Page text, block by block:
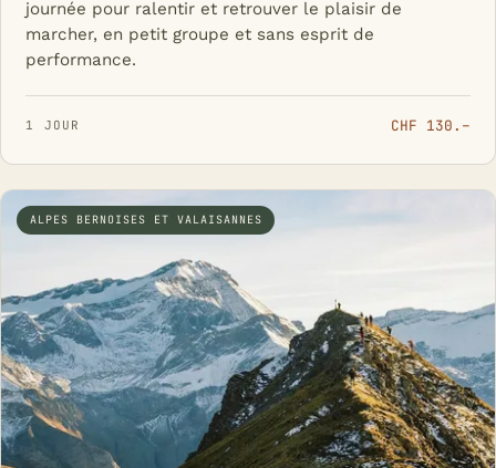
journée pour ralentir et retrouver le plaisir de
marcher, en petit groupe et sans esprit de
performance.
1 JOUR CHF 130.–
ALPES BERNOISES ET VALAISANNES